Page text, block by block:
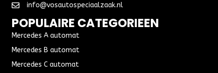
info@vosautospeciaalzaak.nl
POPULAIRE CATEGORIEEN
Mercedes A automat
Mercedes B automat
Mercedes C automat